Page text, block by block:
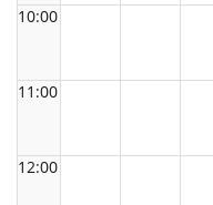
10:00
11:00
12:00